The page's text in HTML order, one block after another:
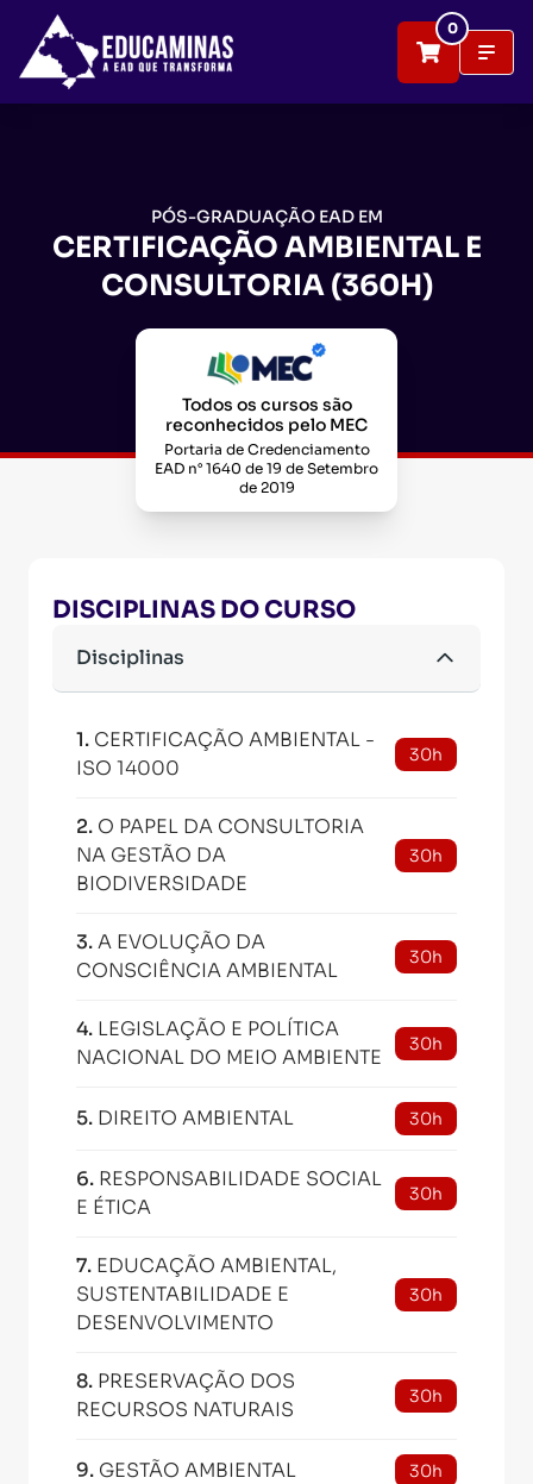
0
PÓS-GRADUAÇÃO EAD EM
CERTIFICAÇÃO AMBIENTAL E
CONSULTORIA (360H)
Todos os cursos são
reconhecidos pelo MEC
Portaria de Credenciamento
EAD n° 1640 de 19 de Setembro
de 2019
DISCIPLINAS DO CURSO
Disciplinas
1. CERTIFICAÇÃO AMBIENTAL -
ISO 14000
30h
2. O PAPEL DA CONSULTORIA
NA GESTÃO DA
BIODIVERSIDADE
30h
3.A EVOLUÇÃO DA
CONSCIÊNCIA AMBIENTAL
30h
4. LEGISLAÇÃO E POLÍTICA
NACIONAL DO MEIO AMBIENTE
30h
5. DIREITO AMBIENTAL 30h
6. RESPONSABILIDADE SOCIAL
E ÉTICA
30h
7. EDUCAÇÃO AMBIENTAL,
SUSTENTABILIDADE E
DESENVOLVIMENTO
30h
8. PRESERVAÇÃO DOS
RECURSOS NATURAIS
30h
9. GESTÃO AMBIENTAL 30h